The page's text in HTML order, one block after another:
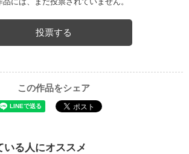
投票する
この作品をシェア
いる人にオススメ